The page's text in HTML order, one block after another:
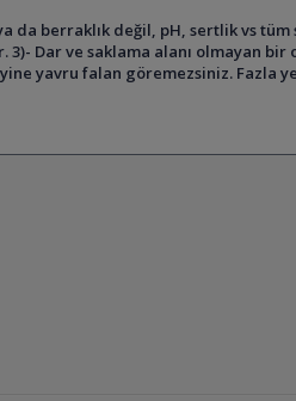
da berraklık değil, pH, sertlik vs
Dar ve saklama alanı olmayan
yavru falan göremezsiniz. Fazla